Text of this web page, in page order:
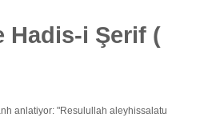
Hadis-i Şerif (
anlatiyor: "Resulullah aleyhissalatu